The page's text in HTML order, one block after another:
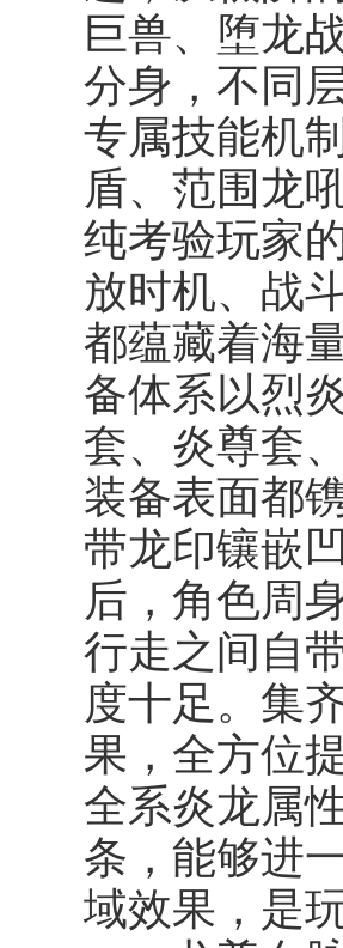
巨兽、堕龙
分身，不同
专属技能机
盾、范围龙
纯考验玩家
放时机、战
都蕴藏着海
备体系以烈
套、炎尊套
装备表面都
带龙印镶嵌
后，角色周
行走之间自
度十足。集
果，全方位
全系炎龙属
条，能够进
域效果，是